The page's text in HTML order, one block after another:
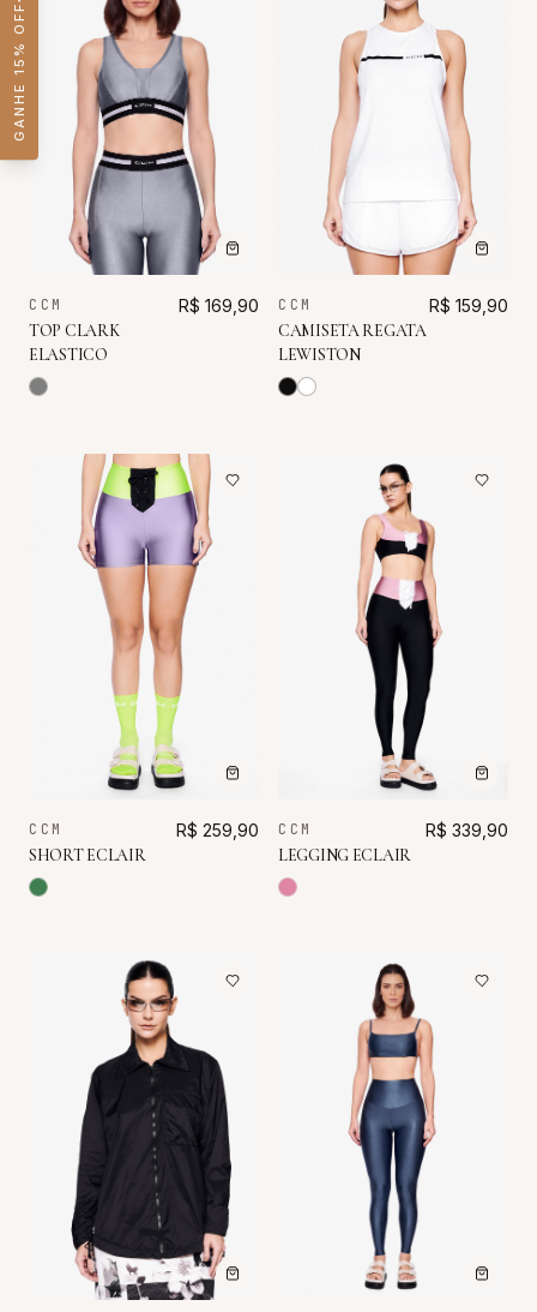
CCM
TOP CLARK
ELASTICO
R$ 169,90 CCM
CAMISETA REGATA
LEWISTON
R$ 159,90
CCM
SHORT ECLAIR
R$ 259,90 CCM
LEGGING ECLAIR
R$ 339,90
GANHE 15% OFF